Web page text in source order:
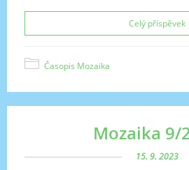
Celý příspěvek
Časopis Mozaika
Mozaika 9/
15. 9. 2023